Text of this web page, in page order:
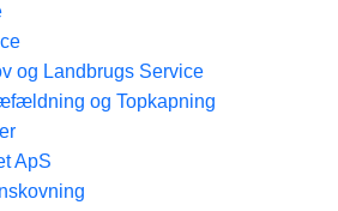
og Landbrugs Service
og Topkapning
ApS